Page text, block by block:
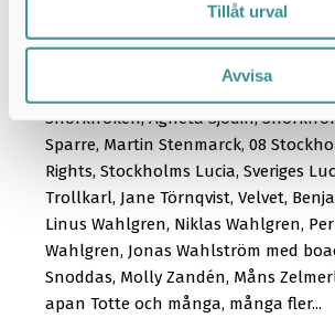
Tillåt urval
Avvisa
Ellinor Persson, Petter, Pippi
Pärson, Charlotte Perelli, Poodles,
Alexandra Rapaport, Ricky, Molly
Snorkfröken, Agneta Sjödin,
Sparre, Martin Stenmarck, 08
Rights, Stockholms Lucia, Sveriges
Trollkarl, Jane Törnqvist, Velvet,
Linus Wahlgren, Niklas Wahlgren,
Wahlgren, Jonas Wahlström med
Snoddas, Molly Zandén, Måns
apan Totte och många, många fler...